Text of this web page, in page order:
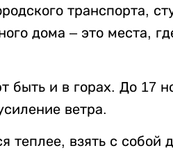
транспорта,
дома – это места,
и в горах. До 17
ветра.
теплее, взять с собой